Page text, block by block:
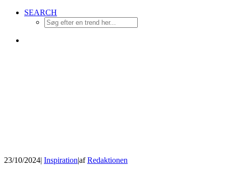
SEARCH
23/10/2024| Inspiration|afRedaktionen